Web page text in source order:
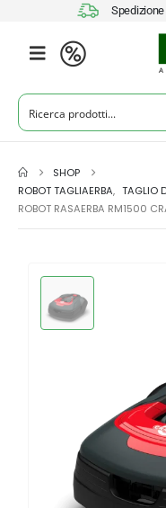
SHOP
ROBOT TAGLIAERBA, TAGLIO
ROBOT RASAERBA RM1500